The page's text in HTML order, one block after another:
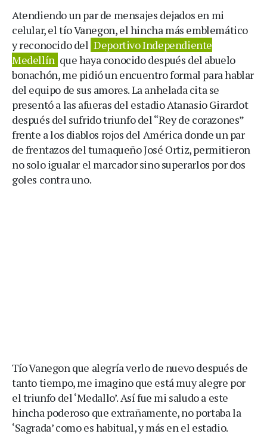
Atendiendo un par de mensajes dejados en mi
celular, el tío Vanegon, el hincha más emblemático
y reconocido del Deportivo Independiente
Medellín que haya conocido después del abuelo
bonachón, me pidió un encuentro formal para hablar
del equipo de sus amores. La anhelada cita se
presentó a las afueras del estadio Atanasio Girardot
después del sufrido triunfo del “Rey de corazones”
frente a los diablos rojos del América donde un par
de frentazos del tumaqueño José Ortiz, permitieron
no solo igualar el marcador sino superarlos por dos
goles contra uno.
Tío Vanegon que alegría verlo de nuevo después de
tanto tiempo, me imagino que está muy alegre por
el triunfo del ‘Medallo’. Así fue mi saludo a este
hincha poderoso que extrañamente, no portaba la
‘Sagrada’ como es habitual, y más en el estadio.